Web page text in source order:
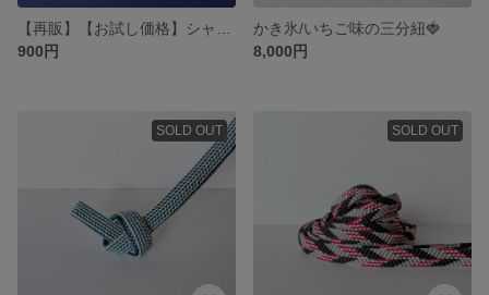
900円
かき氷/いちご味の三分紐🍓
8,000円
SOLD OUT SOLD OUT